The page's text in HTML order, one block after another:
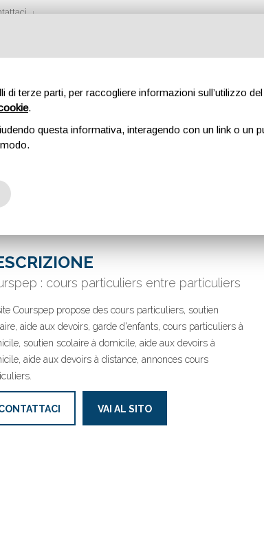
: cours particuliers entre particuliers
Courspep propose des cours particuliers, soutien
aide aux devoirs, garde d'enfants, cours particuliers à
soutien scolaire à domicile, aide aux devoirs à
aide aux devoirs à distance, annonces cours
VAI AL SITO
di terze parti, per raccogliere informazioni sull’utilizzo
.
questa informativa, interagendo con un link o un